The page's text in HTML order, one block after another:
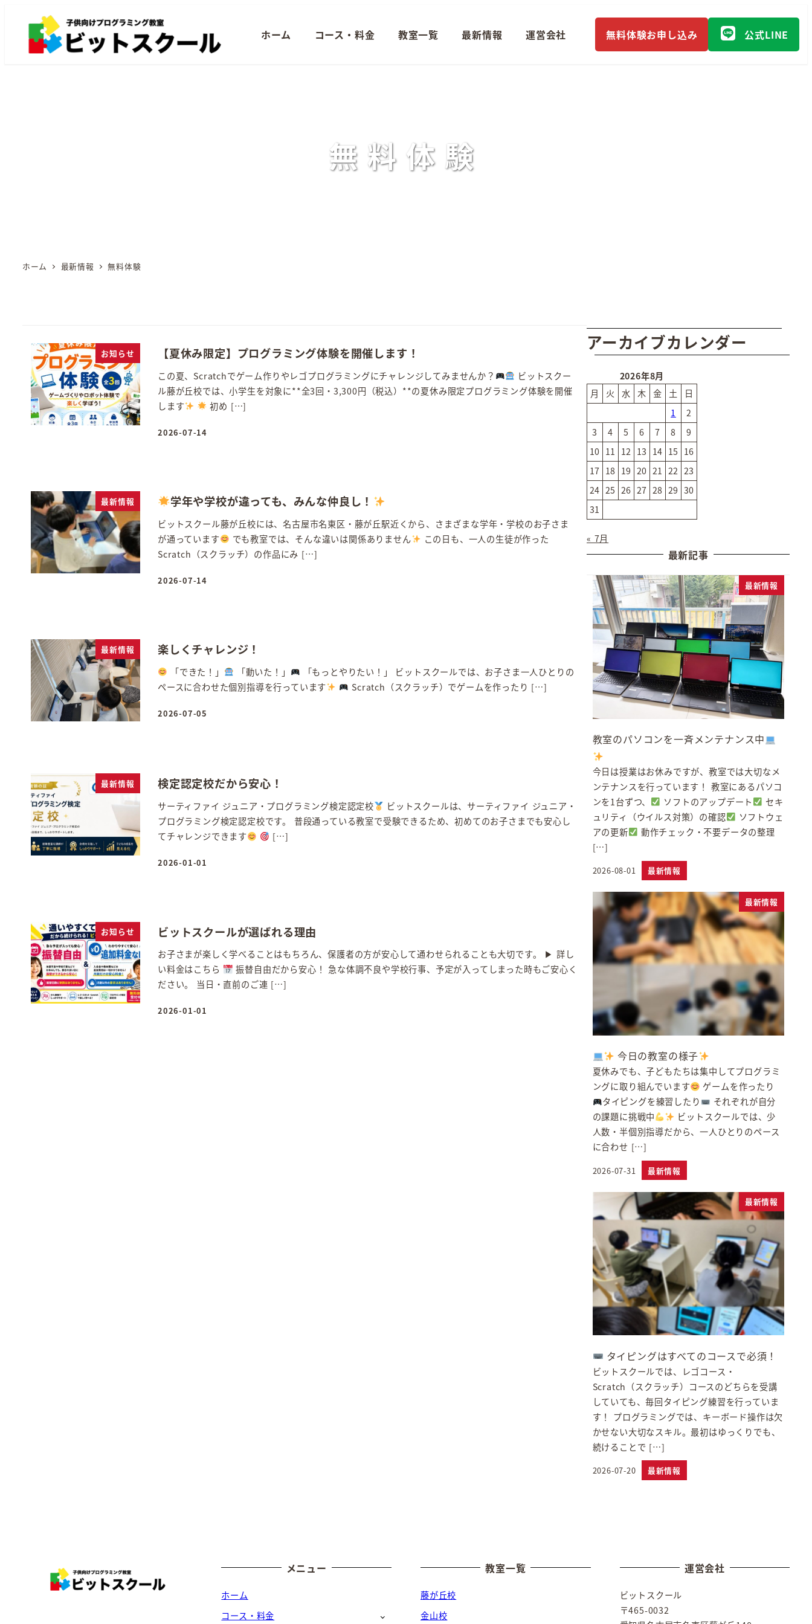
ホーム コース・料金 教室一覧 最新情報 運営会社 無料体験お申し込み 公式LINE
無料体験
ホーム 最新情報 無料体験
お知らせ 【夏休み限定】プログラミング体験を開催します！
この夏、Scratchでゲーム作りやレゴプログラミングにチャレンジしてみませんか？
ビットスクー
ル藤が丘校では、小学生を対象に**全3回・3,300円（税込）**の夏休み限定プログラミング体験を開催
します
初め […]
投稿日
2026-07-14
最新情報 学年や学校が違っても、みんな仲良し！
ビットスクール藤が丘校には、名古屋市名東区・藤が丘駅近くから、さまざまな学年・学校のお子さま
が通っています
でも教室では、そんな違いは関係ありません
この日も、一人の生徒が作った
Scratch（スクラッチ）の作品にみ […]
投稿日
2026-07-14
最新情報 楽しくチャレンジ！
「できた！」 「動いた！」
「もっとやりたい！」 ビットスクールでは、お子さま一人ひとりの
ペースに合わせた個別指導を行っています
Scratch（スクラッチ）でゲームを作ったり […]
投稿日
2026-07-05
最新情報 検定認定校だから安心！
サーティファイ ジュニア・プログラミング検定認定校
ビットスクールは、サーティファイ ジュニア・
プログラミング検定認定校です。 普段通っている教室で受験できるため、初めてのお子さまでも安心し
てチャレンジできます
[…]
投稿日
2026-01-01
お知らせ ビットスクールが選ばれる理由
お子さまが楽しく学べることはもちろん、保護者の方が安心して通わせられることも大切です。 ▶ 詳し
い料金はこちら
振替自由だから安心！ 急な体調不良や学校行事、予定が入ってしまった時もご安心く
ださい。 当日・直前のご連 […]
投稿日
2026-01-01
アーカイブカレンダー
2026年8月
月
火 水 木 金 土
日
1
2
3
4 5 6 7 8
9
10 11 12 13 14 15 16
17 18 19 20 21 22 23
24 25 26 27 28 29 30
31
« 7月
最新記事
最新情報
教室のパソコンを一斉メンテナンス中
今日は授業はお休みですが、教室では大切なメ
ンテナンスを行っています！ 教室にあるパソコ
ンを1台ずつ、
ソフトのアップデート
セキ
ュリティ（ウイルス対策）の確認
ソフトウェ
アの更新
動作チェック・不要データの整理
[…]
投稿日
2026-08-01 最新情報
最新情報
今日の教室の様子
夏休みでも、子どもたちは集中してプログラミ
ングに取り組んでいます
ゲームを作ったり
タイピングを練習したり
それぞれが自分
の課題に挑戦中
ビットスクールでは、少
人数・半個別指導だから、一人ひとりのペース
に合わせ […]
投稿日
2026-07-31 最新情報
最新情報
タイピングはすべてのコースで必須！
ビットスクールでは、レゴコース・
Scratch（スクラッチ）コースのどちらを受講
していても、毎回タイピング練習を行っていま
す！ プログラミングでは、キーボード操作は欠
かせない大切なスキル。最初はゆっくりでも、
続けることで […]
投稿日
2026-07-20 最新情報
メニュー
ホーム
コース・料金
教室一覧
藤が丘校
金山校
運営会社
ビットスクール
〒465-0032